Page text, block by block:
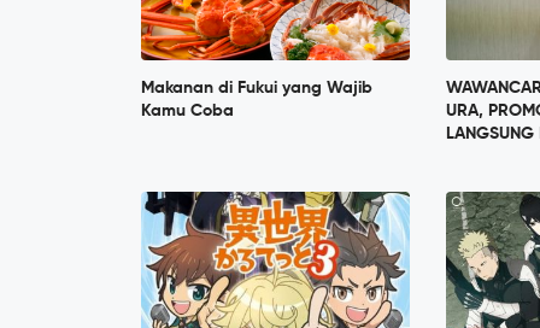
Makanan di Fukui yang Wajib
Kamu Coba
URA,